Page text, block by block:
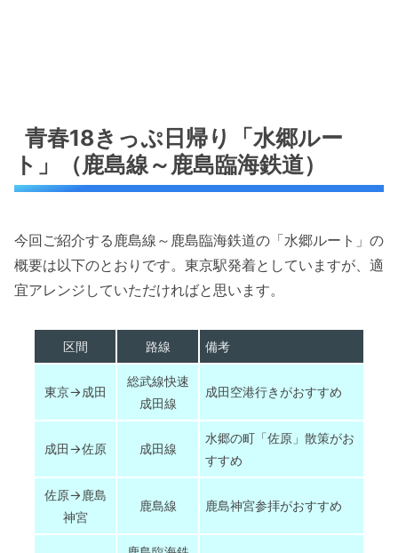
青春18きっぷ日帰り「水郷ルー
ト」（鹿島線～鹿島臨海鉄道）
今回ご紹介する鹿島線～鹿島臨海鉄道の「水郷ルート」の
概要は以下のとおりです。東京駅発着としていますが、適
宜アレンジしていただければと思います。
区間 路線 備考
東京→成田
総武線快速
成田線
成田空港行きがおすすめ
成田→佐原 成田線
水郷の町「佐原」散策がお
すすめ
佐原→鹿島
神宮
鹿島線 鹿島神宮参拝がおすすめ